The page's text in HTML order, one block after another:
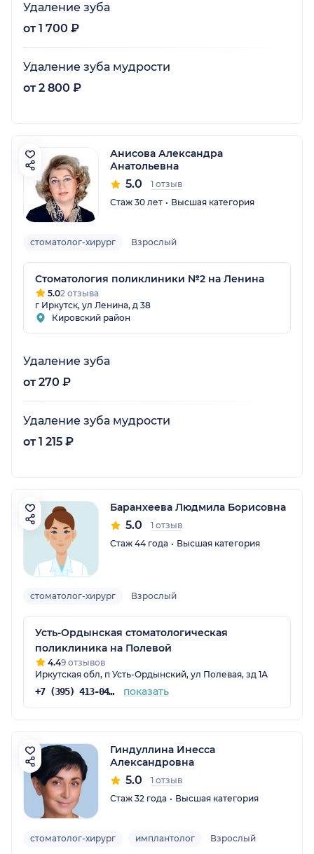
Удаление зуба
от 1 700 ₽
Удаление зуба мудрости
от 2 800 ₽
Анисова Александра
Анатольевна
5.0
1 отзыв
Стаж 30 лет
Высшая категория
стоматолог-хирург Взрослый
Стоматология поликлиники №2 на Ленина
5.02 отзыва
г Иркутск, ул Ленина, д 38
Кировский район
Удаление зуба
от 270 ₽
Удаление зуба мудрости
от 1 215 ₽
Баранхеева Людмила Борисовна
5.0
1 отзыв
Стаж 44 года
Высшая категория
стоматолог-хирург Взрослый
Усть-Ордынская стоматологическая
поликлиника на Полевой
4.49 отзывов
Иркутская обл, п Усть-Ордынский, ул Полевая, зд 1А
+7 (395) 413-04-80 показать
Гиндуллина Инесса
Александровна
5.0
1 отзыв
Стаж 32 года
Высшая категория
стоматолог-хирург имплантолог Взрослый